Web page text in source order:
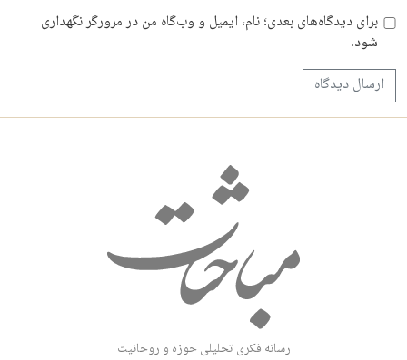
برای دیدگاه‌های بعدی؛ نام، ایمیل و وب‌گاه من در مرورگر نگهداری
شود.
رسانه فکری تحلیلی حوزه و روحانیت